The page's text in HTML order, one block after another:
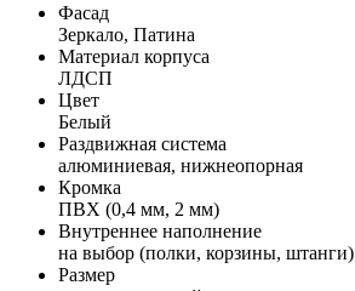
Фасад
Зеркало, Патина
Материал корпуса
ЛДСП
Цвет
Белый
Раздвижная система
алюминиевая, нижнеопорная
Кромка
ПВХ (0,4 мм, 2 мм)
Внутреннее наполнение
на выбор (полки, корзины, штанги)
Размер